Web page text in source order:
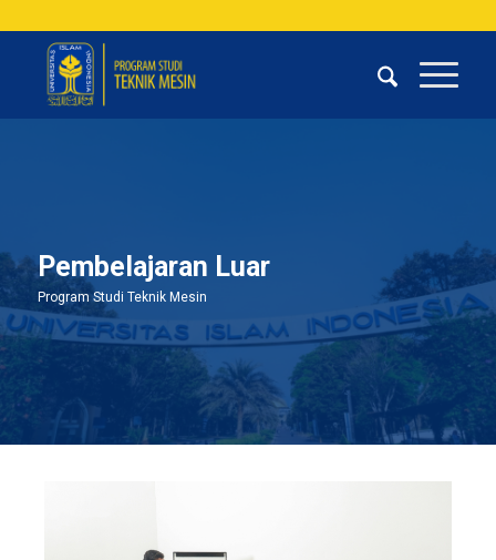
Pembelajaran Luar
Program Studi Teknik Mesin